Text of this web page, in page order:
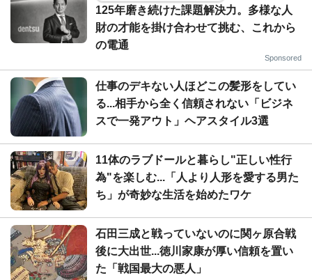
125年磨き続けた課題解決力。多様な人
財の才能を掛け合わせて挑む、これから
の電通
Sponsored
仕事のデキない人ほどこの髪形をしてい
る...相手から全く信頼されない「ビジネ
スで一発アウト」ヘアスタイル3選
11体のラブドールと暮らし"正しい性行
為"を楽しむ...「人より人形を愛する男た
ち」が奇妙な生活を始めたワケ
石田三成と戦っていないのに関ヶ原合戦
後に大出世...徳川家康が厚い信頼を置い
た「戦国最大の悪人」